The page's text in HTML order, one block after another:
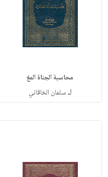
محاسبة الجناة المغ
لـسلمان الخاقاني